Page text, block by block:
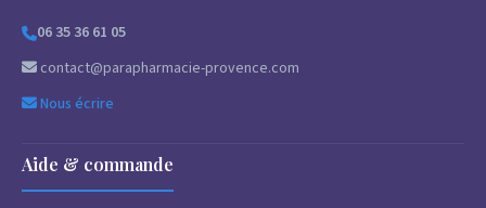
06 35 36 61 05
contact@parapharmacie-provence.com
Nous écrire
Aide & commande